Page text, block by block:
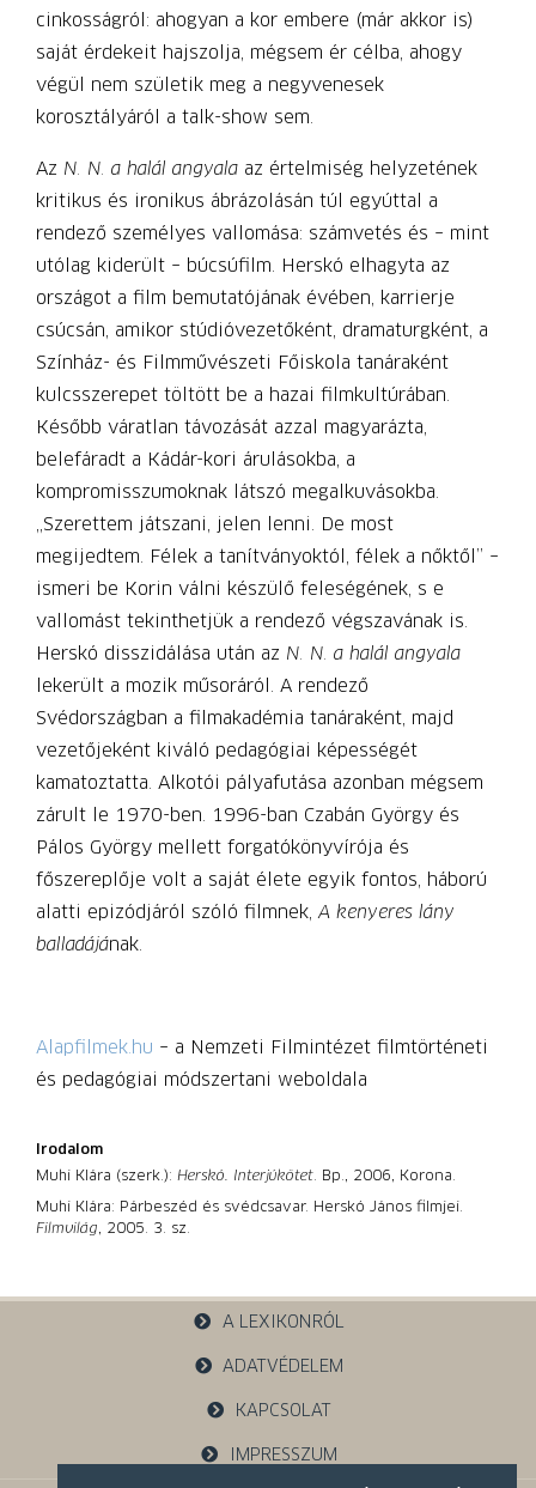
cinkosságról: ahogyan a kor embere (már akkor is)
saját érdekeit hajszolja, mégsem ér célba, ahogy
végül nem születik meg a negyvenesek
korosztályáról a talk-show sem.
Az N. N. a halál angyala az értelmiség helyzetének
kritikus és ironikus ábrázolásán túl egyúttal a
rendező személyes vallomása: számvetés és – mint
utólag kiderült – búcsúfilm. Herskó elhagyta az
országot a film bemutatójának évében, karrierje
csúcsán, amikor stúdióvezetőként, dramaturgként, a
Színház- és Filmművészeti Főiskola tanáraként
kulcs­sze­repet töltött be a hazai filmkultúrában.
Később váratlan távozását azzal magyarázta,
belefáradt a Kádár-kori árulásokba, a
kompromisszumoknak látszó megalkuvásokba.
„Szerettem játszani, jelen lenni. De most
megijedtem. Félek a tanítványoktól, félek a nőktől” –
ismeri be Korin válni készülő feleségének, s e
vallomást tekinthetjük a rendező végszavának is.
Herskó disszidálása után az N. N. a halál angyala
lekerült a mozik műsoráról. A rendező
Svédországban a film­akadémia tanáraként, majd
vezetőjeként kiváló pedagógiai képességét
kamatoztatta. Alkotói pályafutása azonban mégsem
zárult le 1970-ben. 1996-ban Czabán György és
Pálos György mellett forgatókönyvírója és
főszereplője volt a saját élete egyik fontos, háború
alatti epizódjáról szóló filmnek,A kenyeres lány
balladájának.
Alapfilmek.hu – a Nemzeti Filmintézet filmtörténeti
és pedagógiai módszertani weboldala
Irodalom
Muhi Klára (szerk.): Herskó. Interjúkötet. Bp., 2006, Korona.
Muhi Klára: Párbeszéd és svédcsavar. Herskó János filmjei.
Filmvilág, 2005. 3. sz.
A LEXIKONRÓL
ADATVÉDELEM
KAPCSOLAT
IMPRESSZUM